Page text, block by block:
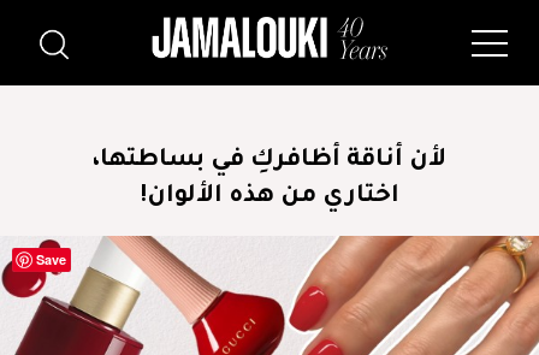
لأن أناقة أظافركِ في بساطتها،
اختاري من هذه الألوان!
Save